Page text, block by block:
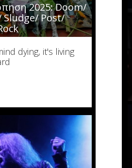
2025: Doom/
Sludge/ Post/
dying, it's living